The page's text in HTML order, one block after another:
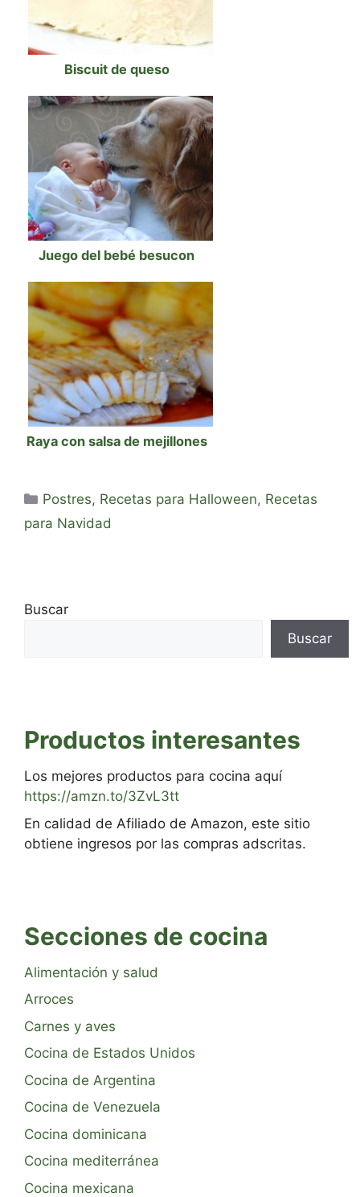
Biscuit de queso
Juego del bebé besucon
Raya con salsa de mejillones
Categorías
Postres, Recetas para Halloween, Recetas
para Navidad
Buscar
Buscar
Productos interesantes
Los mejores productos para cocina aquí
https://amzn.to/3ZvL3tt
En calidad de Afiliado de Amazon, este sitio
obtiene ingresos por las compras adscritas.
Secciones de cocina
Alimentación y salud
Arroces
Carnes y aves
Cocina de Estados Unidos
Cocina de Argentina
Cocina de Venezuela
Cocina dominicana
Cocina mediterránea
Cocina mexicana